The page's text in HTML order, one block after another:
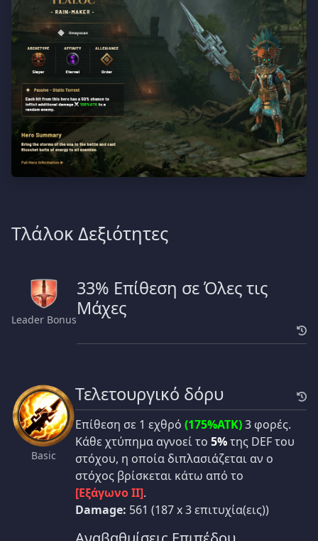
Τλάλοκ Δεξιότητες
Leader Bonus
33% Επίθεση σε Όλες τις
Μάχες
Basic
Τελετουργικό δόρυ
Επίθεση σε 1 εχθρό (175%ATK)3 φορές.
Κάθε χτύπημα αγνοεί το 5%της DEF του
στόχου, η οποία διπλασιάζεται αν ο
στόχος βρίσκεται κάτω από το
[Εξάγωνο II].
Damage: 561 (187 x 3 επιτυχία(εις))